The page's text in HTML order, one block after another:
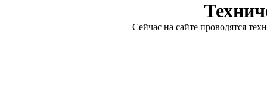
Сейчас на сайте проводятся